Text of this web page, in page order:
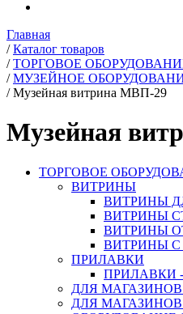
Главная
/ Каталог товаров
/ ТОРГОВОЕ
/ МУЗЕЙНОЕ
/ Музейная витрина МВП-29
Музейная
ТОРГОВОЕ
ВИТРИНЫ
ВИТРИНЫ
ВИТРИНЫ
ВИТРИНЫ
ВИТРИНЫ
ПРИЛАВКИ
ПРИЛАВКИ
ДЛЯ
ДЛЯ